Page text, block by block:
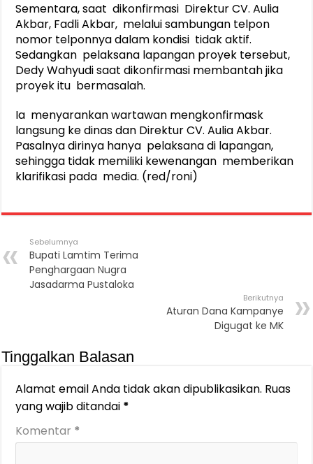
Sementara, saat dikonfirmasi Direktur CV. Aulia
Akbar, Fadli Akbar, melalui sambungan telpon
nomor telponnya dalam kondisi tidak aktif.
Sedangkan pelaksana lapangan proyek tersebut,
Dedy Wahyudi saat dikonfirmasi membantah jika
proyek itu bermasalah.
Ia menyarankan wartawan mengkonfirmask
langsung ke dinas dan Direktur CV. Aulia Akbar.
Pasalnya dirinya hanya pelaksana di lapangan,
sehingga tidak memiliki kewenangan memberikan
klarifikasi pada media. (red/roni)
Sebelumnya
Bupati Lamtim Terima
Penghargaan Nugra
Jasadarma Pustaloka
Berikutnya
Aturan Dana Kampanye
Digugat ke MK
Tinggalkan Balasan
Alamat email Anda tidak akan dipublikasikan. Ruas
yang wajib ditandai *
Komentar *